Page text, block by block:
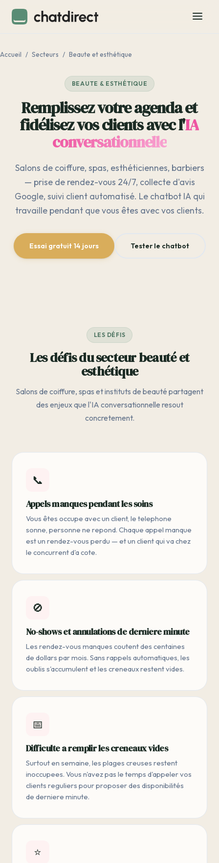
Accueil / Secteurs / Beaute et esthétique
BEAUTE & ESTHÉTIQUE
Remplissez votre agenda et
fidélisez vos clients avec l'IA
conversationnelle
Salons de coiffure, spas, esthéticiennes, barbiers
— prise de rendez-vous 24/7, collecte d'avis
Google, suivi client automatisé. Le chatbot IA qui
travaille pendant que vous êtes avec vos clients.
Essai gratuit 14 jours Tester le chatbot
LES DÉFIS
Les défis du secteur beauté et
esthétique
Salons de coiffure, spas et instituts de beauté partagent
des enjeux que l'IA conversationnelle resout
concretement.
📞
Appels manques pendant les soins
Vous êtes occupe avec un client, le telephone
sonne, personne ne repond. Chaque appel manque
est un rendez-vous perdu — et un client qui va chez
le concurrent d'a cote.
🚫
No-shows et annulations de derniere minute
Les rendez-vous manques coutent des centaines
de dollars par mois. Sans rappels automatiques, les
oublis s'accumulent et les creneaux restent vides.
📅
Difficulte a remplir les creneaux vides
Surtout en semaine, les plages creuses restent
inoccupees. Vous n'avez pas le temps d'appeler vos
clients reguliers pour proposer des disponibilités
de derniere minute.
⭐